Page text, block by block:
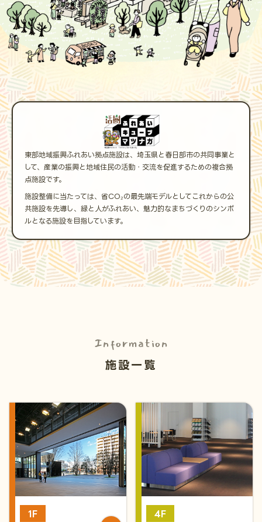
東部地域振興ふれあい拠点施設は、埼玉県と春日部市の共同事業と
して、産業の振興と地域住民の活動・交流を促進するための複合拠
点施設です。
施設整備に当たっては、省CO₂の最先端モデルとしてこれからの公
共施設を先導し、緑と人がふれあい、魅力的なまちづくりのシンボ
ルとなる施設を目指しています。
Information
施設一覧
1F 4F